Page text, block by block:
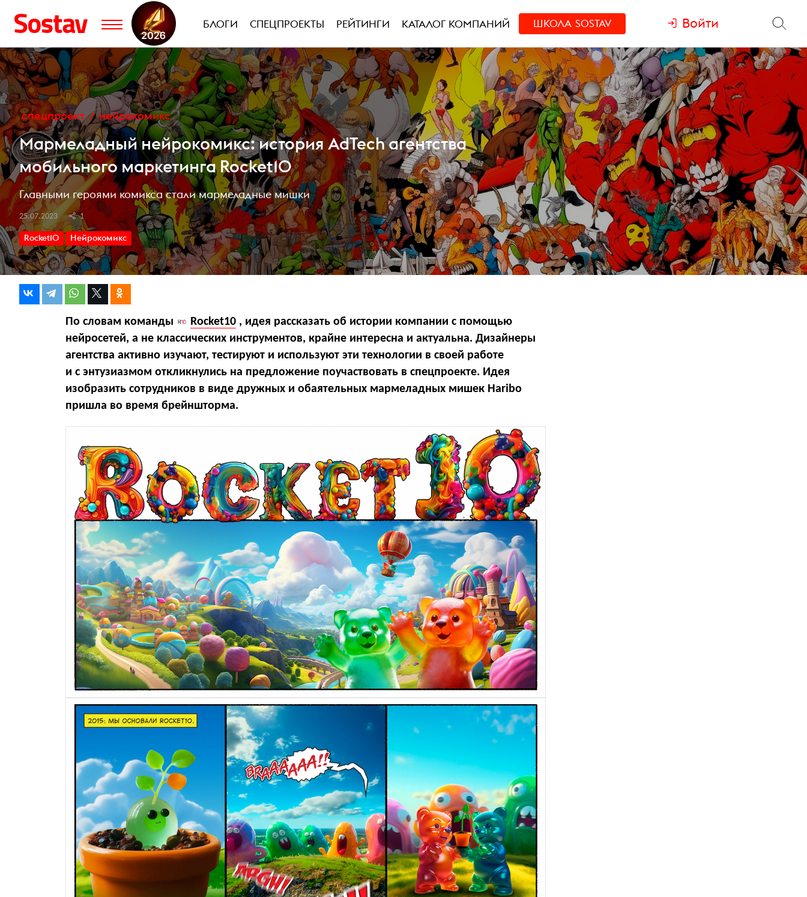
БЛОГИ СПЕЦПРОЕКТЫ РЕЙТИНГИ КАТАЛОГ КОМПАНИЙ ШКОЛА SOSTAV Войти
спецпроект нейрокомикс
Мармеладный нейрокомикс: история AdTech агентства
мобильного маркетинга Rocket10
Главными героями комикса стали мармеладные мишки
25.07.2023 1
Rocket10 Нейрокомикс
По словам команды Rocket10 , идея рассказать об истории компании с помощью
нейросетей, а не классических инструментов, крайне интересна и актуальна. Дизайнеры
агентства активно изучают, тестируют и используют эти технологии в своей работе
и с энтузиазмом откликнулись на предложение поучаствовать в спецпроекте. Идея
изобразить сотрудников в виде дружных и обаятельных мармеладных мишек Haribo
пришла во время брейншторма.